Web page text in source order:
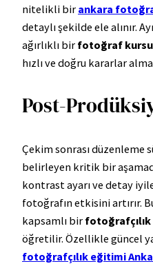
nitelikli bir ankara
detaylı şekilde ele alınır.
ağırlıklı bir fotoğraf kursu
hızlı ve doğru kararlar
Post-
Çekim sonrası düzenleme
belirleyen kritik bir
kontrast ayarı ve detay
fotoğrafın etkisini artırır.
kapsamlı bir
öğretilir. Özellikle güncel
fotoğrafçılık eğitimi